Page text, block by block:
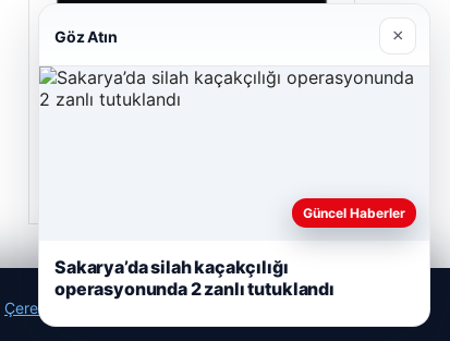
Çerez Politikamız
Göz Atın ×
Güncel Haberler
Sakarya’da silah kaçakçılığı
operasyonunda 2 zanlı tutuklandı